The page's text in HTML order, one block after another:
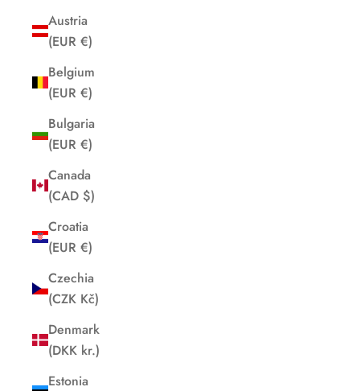
Austria
(EUR €)
Belgium
(EUR €)
Bulgaria
(EUR €)
Canada
(CAD $)
Croatia
(EUR €)
Czechia
(CZK Kč)
Denmark
(DKK kr.)
Estonia